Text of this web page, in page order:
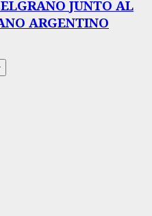
JUNTO AL
ARGENTINO